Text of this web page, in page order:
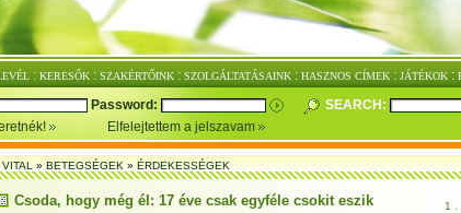
: KERESŐK : SZAKÉRTŐINK : SZOLGÁLTATÁSAINK : HASZNOS CÍMEK : JÁTÉKOK :
Password:
SEARCH:
Elfelejtettem a jelszavam
VITAL»BETEGSÉGEK»ÉRDEKESSÉGEK
Csoda, hogy még él: 17 éve csak egyféle csokit eszik
1 .